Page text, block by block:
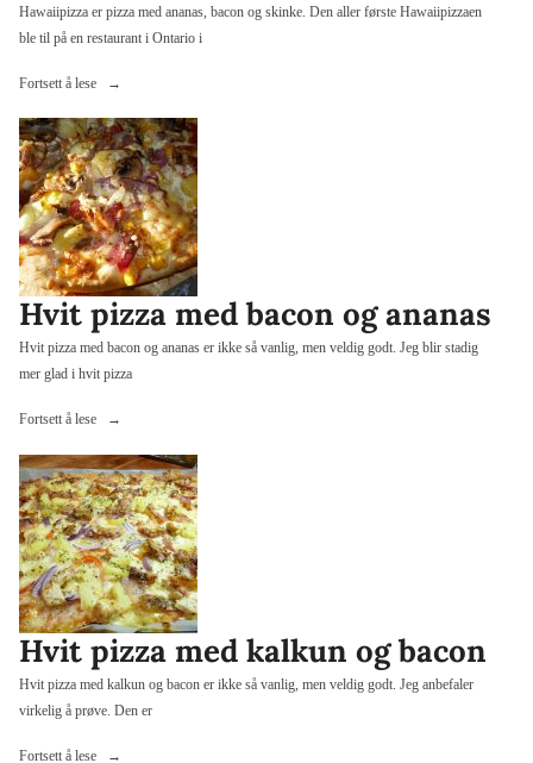
Hawaiipizza er pizza med ananas, bacon og skinke. Den aller første Hawaiipizzaen
ble til på en restaurant i Ontario i
Fortsett å lese «Hawaiipizza»
Hvit pizza med bacon og ananas
Hvit pizza med bacon og ananas er ikke så vanlig, men veldig godt. Jeg blir stadig
mer glad i hvit pizza
Fortsett å lese
«Hvit
med
bacon
og
ananas»
Hvit pizza med kalkun og bacon
Hvit pizza med kalkun og bacon er ikke så vanlig, men veldig godt. Jeg anbefaler
virkelig å prøve. Den er
Fortsett å lese
«Hvit